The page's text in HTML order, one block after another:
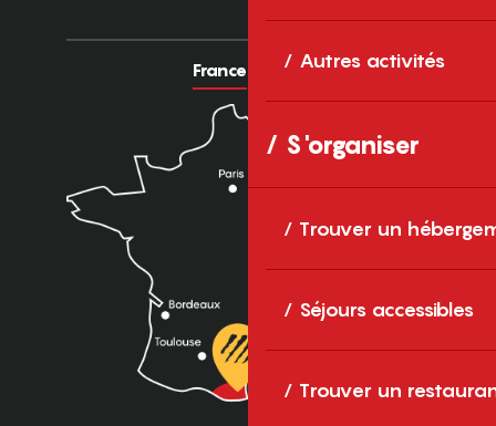
Autres activités
S'organiser
Trouver un
Séjours accessibles
Trouver un
France Europe